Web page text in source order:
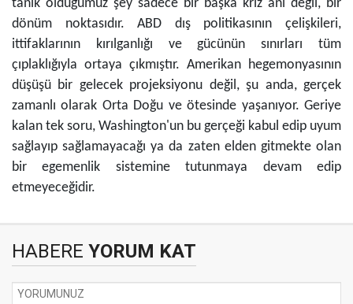
tanık olduğumuz şey sadece bir başka kriz anı değil, bir
dönüm noktasıdır. ABD dış politikasının çelişkileri,
ittifaklarının kırılganlığı ve gücünün sınırları tüm
çıplaklığıyla ortaya çıkmıştır. Amerikan hegemonyasının
düşüşü bir gelecek projeksiyonu değil, şu anda, gerçek
zamanlı olarak Orta Doğu ve ötesinde yaşanıyor. Geriye
kalan tek soru, Washington'un bu gerçeği kabul edip uyum
sağlayıp sağlamayacağı ya da zaten elden gitmekte olan
bir egemenlik sistemine tutunmaya devam edip
etmeyeceğidir.
HABERE YORUM KAT